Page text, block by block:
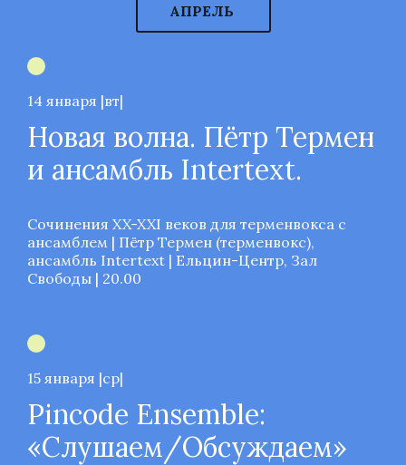
АПРЕЛЬ
14 января |вт|
Новая волна. Пётр Термен
и ансамбль Intertext.
Сочинения XX-XXI веков для терменвокса с
ансамблем | Пётр Термен (терменвокс),
ансамбль Intertext | Ельцин-Центр, Зал
Свободы | 20.00
15 января |ср|
Pincode Ensemble:
«Слушаем/Обсуждаем»